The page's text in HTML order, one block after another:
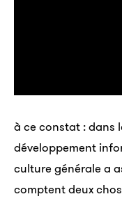
à ce constat : dans
développement
culture générale a
comptent deux